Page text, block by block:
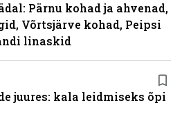
Pärnu kohad ja ahvenad,
Võrtsjärve kohad, Peipsi
linaskid
juures: kala leidmiseks õpi